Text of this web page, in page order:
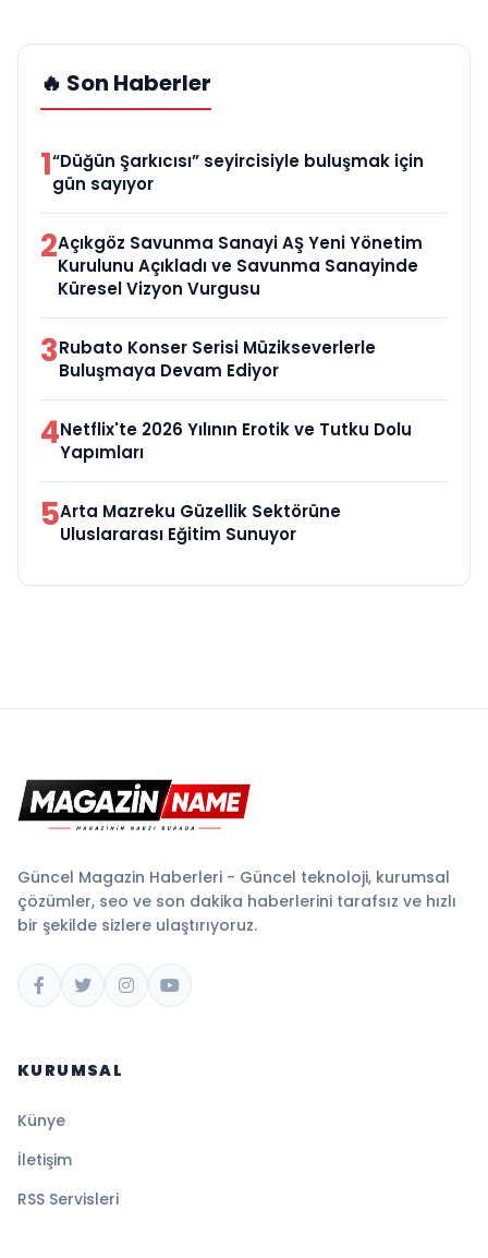
🔥 Son Haberler
1“Düğün Şarkıcısı” seyircisiyle buluşmak için
gün sayıyor
2Açıkgöz Savunma Sanayi AŞ Yeni Yönetim
Kurulunu Açıkladı ve Savunma Sanayinde
Küresel Vizyon Vurgusu
3Rubato Konser Serisi Müzikseverlerle
Buluşmaya Devam Ediyor
4Netflix'te 2026 Yılının Erotik ve Tutku Dolu
Yapımları
5Arta Mazreku Güzellik Sektörüne
Uluslararası Eğitim Sunuyor
Güncel Magazin Haberleri - Güncel teknoloji, kurumsal
çözümler, seo ve son dakika haberlerini tarafsız ve hızlı
bir şekilde sizlere ulaştırıyoruz.
KURUMSAL
Künye
İletişim
RSS Servisleri